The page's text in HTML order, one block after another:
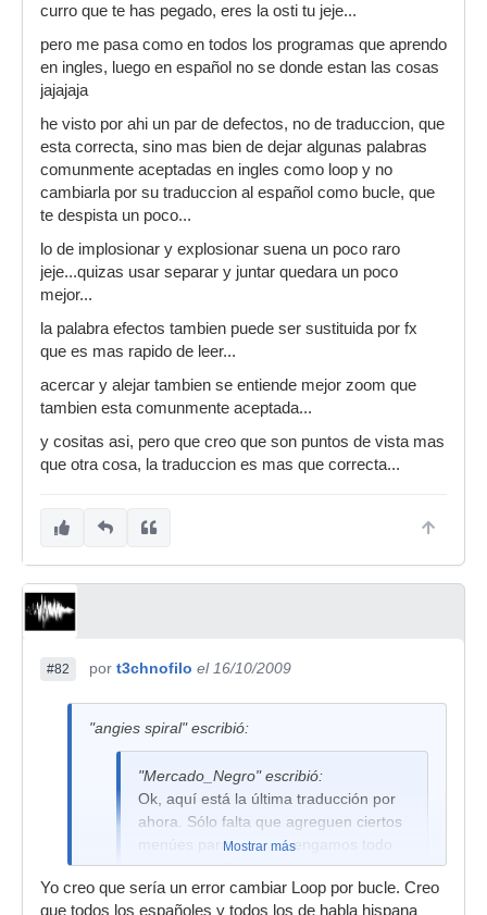
2009.zip
curro que te has pegado, eres la osti tu jeje...
pero me pasa como en todos los programas que aprendo
en ingles, luego en español no se donde estan las cosas
jajajaja
he visto por ahi un par de defectos, no de traduccion, que
esta correcta, sino mas bien de dejar algunas palabras
comunmente aceptadas en ingles como loop y no
cambiarla por su traduccion al español como bucle, que
te despista un poco...
lo de implosionar y explosionar suena un poco raro
jeje...quizas usar separar y juntar quedara un poco
mejor...
la palabra efectos tambien puede ser sustituida por fx
que es mas rapido de leer...
acercar y alejar tambien se entiende mejor zoom que
tambien esta comunmente aceptada...
y cositas asi, pero que creo que son puntos de vista mas
que otra cosa, la traduccion es mas que correcta...
#82 por t3chnofilo el 16/10/2009
"angies spiral" escribió:
"Mercado_Negro" escribió:
Ok, aquí está la última traducción por
ahora. Sólo falta que agreguen ciertos
menúes para que así tengamos todo
en español. Por ahora ya todo está
traducido. Por favor hagan una revisión
Mostrar más
Yo creo que sería un error cambiar Loop por bucle. Creo
que todos los españoles y todos los de habla hispana